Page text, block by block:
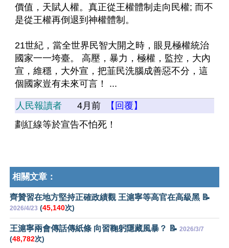
價值，天賦人權。真正從王權體制走向民權; 而不
是從王權再倒退到神權體制。
21世紀，當全世界民智大開之時，眼見極權統治
國家一一垮臺。 高壓，暴力，極權，監控，大內
宣，維穩，大外宣，把韮民洗腦成善惡不分，這
個國家豈有未來可言！ ...
人民報讀者 4月前
【回覆】
劃紅線等於宣告不怕死！
相關文章：
齊贊習在地方堅持正確政績觀 王滬寧等高官在高級黑 📝
2026/4/23 (45,140次)
王滬寧兩會傳話傳紙條 向習鞠躬隱藏風暴？ 📝 2026/3/7
(48,782次)